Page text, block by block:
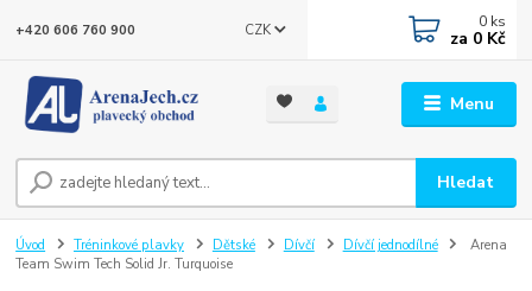
Menu
CZK
Hledat
+420 606 760 900 0 ks
za 0 Kč
Úvod Tréninkové plavky Dětské Dívčí Dívčí jednodílné
Arena
Team Swim Tech Solid Jr. Turquoise